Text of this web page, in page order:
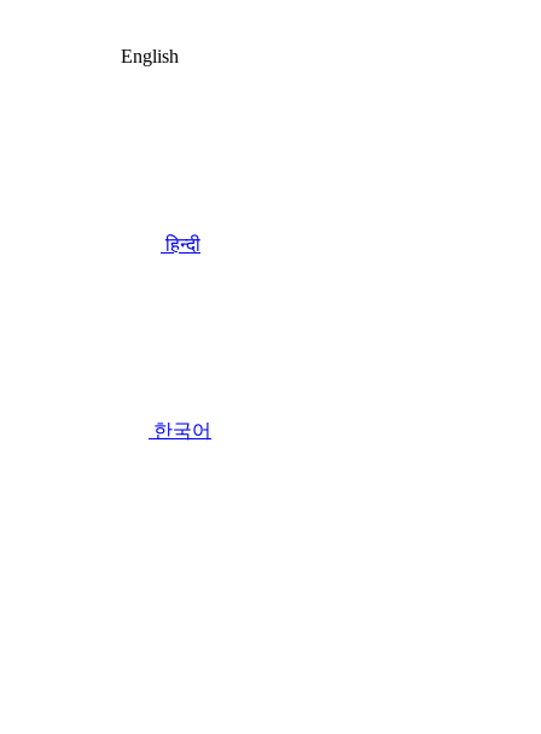
English
हिन्दी
한국어